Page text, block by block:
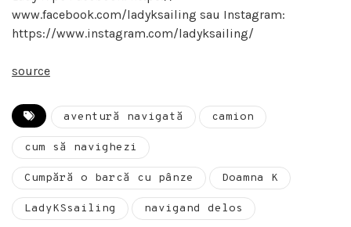
www.facebook.com/ladyksailing sau Instagram:
https://www.instagram.com/ladyksailing/
source
aventură navigată camion
cum să navighezi
Cumpără o barcă cu pânze Doamna K
LadyKSsailing navigand delos